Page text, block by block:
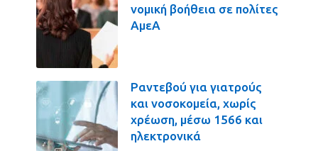
νομική βοήθεια σε πολίτες
ΑμεΑ
Ραντεβού για γιατρούς
και νοσοκομεία, χωρίς
χρέωση, μέσω 1566 και
ηλεκτρονικά